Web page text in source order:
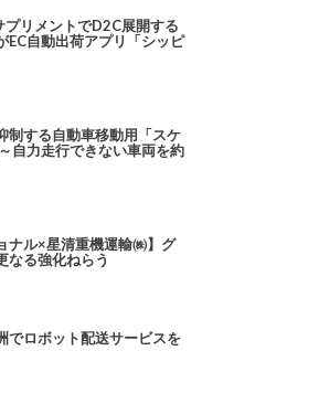
プリメントでD2C展開する
EC自動出荷アプリ「シッピ
制する自動車移動用「スケ
自力走行できない車両を約
ナル×星清重機運輸㈱】グ
なる強化ねらう
でロボット配送サービスを